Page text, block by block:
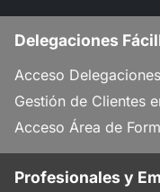
Delegaciones
Acceso Delegaciones
Gestión de Clientes
Acceso Área de
Profesionales y